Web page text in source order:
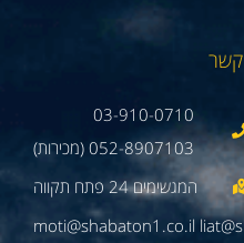
קשר
03-910-0710
052-8907103 (מכירות)
moti@shabaton1.co.il